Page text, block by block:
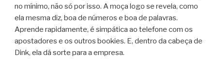
no mínimo, não só por isso. A moça logo se revela, como
ela mesma diz, boa de números e boa de palavras.
Aprende rapidamente, é simpática ao telefone com os
apostadores e os outros bookies. E, dentro da cabeça de
Dink, ela dá sorte para a empresa.